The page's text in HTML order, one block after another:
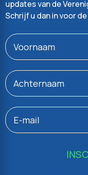
updates van de
Schrijf u dan in voor